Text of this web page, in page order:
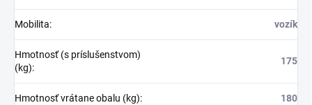
Mobilita: vozík
Hmotnosť (s príslušenstvom)
(kg):
175
Hmotnosť vrátane obalu (kg): 180